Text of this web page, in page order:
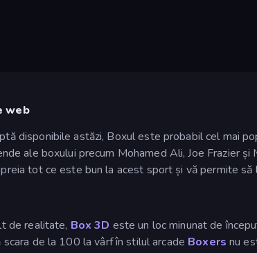
web
disponibile astăzi, Boxul este probabil cel mai
ale boxului precum Mohamed Ali, Joe Frazier
tot ce este bun la acest sport și vă permite
de realitate, Box 3D este un loc minunat de
de la 100 la vârf în stilul arcade Boxers nu